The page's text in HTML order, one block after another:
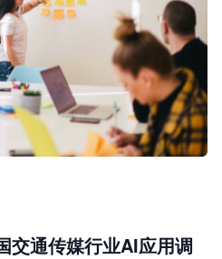
交通传媒行业AI应用调